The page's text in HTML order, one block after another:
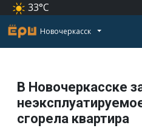
33°C
Новочеркасск
В Новочеркасске
сгорела квартира